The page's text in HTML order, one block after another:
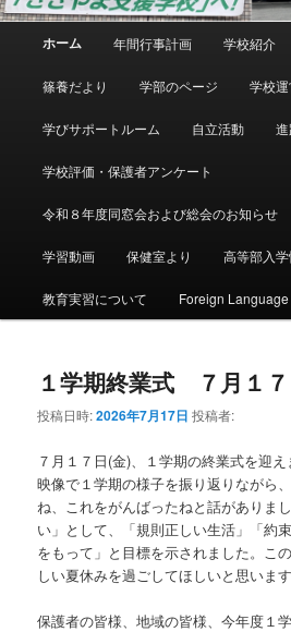
ホーム 年間行事計画 学校紹介
篠養だより 学部のページ 学校
学びサポートルーム 自立活動
学校評価・保護者アンケート
令和８年度同窓会および総会のお知らせ
学習動画 保健室より 高等部入
教育実習について Foreign Language
１学期終業式 ７月１
投稿日時:2026年7月17日 投稿者:
７月１７日(金)、１学期の終業式を迎え
映像で１学期の様子を振り返りながら
ね、これをがんばったねと話がありま
い」として、「規則正しい生活」「約
をもって」と目標を示されました。こ
しい夏休みを過ごしてほしいと思います
保護者の皆様、地域の皆様、今年度１